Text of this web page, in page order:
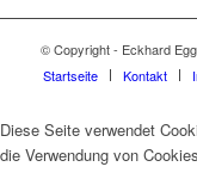
© Copyright - Eckhard
Startseite
Kontakt
Diese Seite verwendet
die Verwendung von